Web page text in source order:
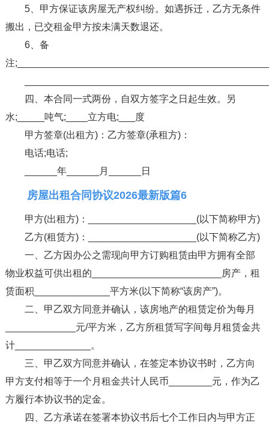
5、甲方保证该房屋无产权纠纷。如遇拆迁，乙方无条件
搬出，已交租金甲方按未满天数退还。
6、备
注
四、本合同一式两份，自双方签字之日起生效。另
水;_____吨气;____立方电;___度
甲方签章(出租方)：乙方签章(承租方)：
电话;电话;
______年______月______日
房屋出租合同协议2026最新版篇6
甲方(出租方)：____________________(以下简称甲方)
乙方(租赁方)：____________________(以下简称乙方)
一、乙方因办公之需现向甲方订购租赁由甲方拥有全部
物业权益可供出租的________________________房产，租
赁面积______________平方米(以下简称“该房产”)。
二、甲乙双方同意并确认，该房地产的租赁定价为每月
_____________元/平方米，乙方所租赁写字间每月租赁金共
计______________。
三、甲乙双方同意并确认，在签定本协议书时，乙方向
甲方支付相等于一个月租金共计人民币________元，作为乙
方履行本协议书的定金。
四、乙方承诺在签署本协议书后七个工作日内与甲方正